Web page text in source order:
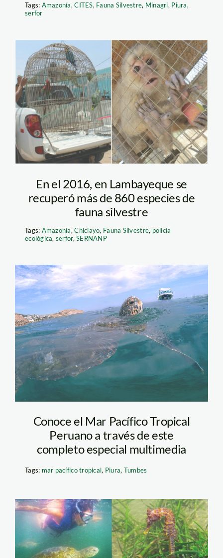
Tags: Amazonía,CITES, Fauna Silvestre, Minagri, Piura,
serfor
En el 2016, en Lambayeque se
recuperó más de 860 especies de
fauna silvestre
Tags: Amazonía,Chiclayo, Fauna Silvestre, policía
ecológica, serfor,SERNANP
Totuga – spda
Conoce el Mar Pacífico Tropical
Peruano a través de este
completo especial multimedia
Tags: mar pacífico tropical, Piura, Tumbes
pacifico tropical – yuri